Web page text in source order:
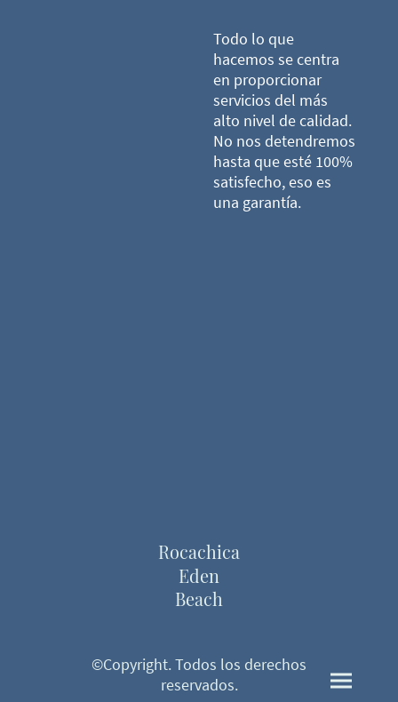
Todo lo que
hacemos se centra
en proporcionar
servicios del más
alto nivel de calidad.
No nos detendremos
hasta que esté 100%
satisfecho, eso es
una garantía.
Rocachica
Eden
Beach
©Copyright. Todos los derechos
reservados.